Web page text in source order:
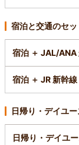
宿泊と交通のセ
宿泊 ＋ JAL/ANA
宿泊 ＋ JR 新幹
日帰り・デイユ
日帰り・デイユ